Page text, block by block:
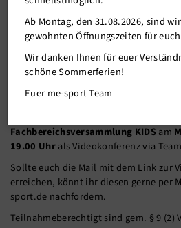
Fachbereichsversammlung KIDSam
19.00 Uhrals Videokonferenz via
Sollte euch die Mail mit dem Link zur
erreichen, könnt ihr diesen gerne per
sport.de nachfordern.
Teilnahmeberechtigt sind gem. § 9 (2)
Ab Montag, den 31.08.2026, sind
gewohnten Öffnungszeiten für
Wir danken Ihnen für euer
schöne Sommerferien!
Euer me-sport Team